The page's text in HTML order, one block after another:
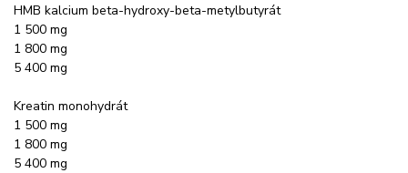
HMB kalcium beta-hydroxy-beta-metylbutyrát
1 500 mg
1 800 mg
5 400 mg
Kreatin monohydrát
1 500 mg
1 800 mg
5 400 mg